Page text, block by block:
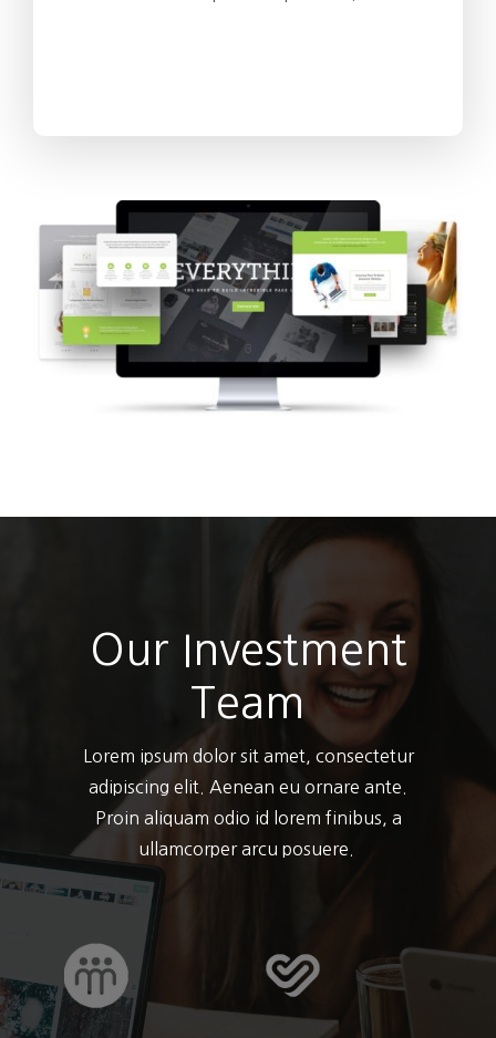
Our Investment
Team
Lorem ipsum dolor sit amet, consectetur
adipiscing elit. Aenean eu ornare ante.
Proin aliquam odio id lorem finibus, a
ullamcorper arcu posuere.